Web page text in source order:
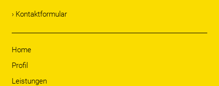
› Kontaktformular
Home
Profil
Leistungen